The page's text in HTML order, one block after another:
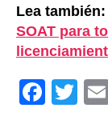
Lea también:
SOAT para
F
T